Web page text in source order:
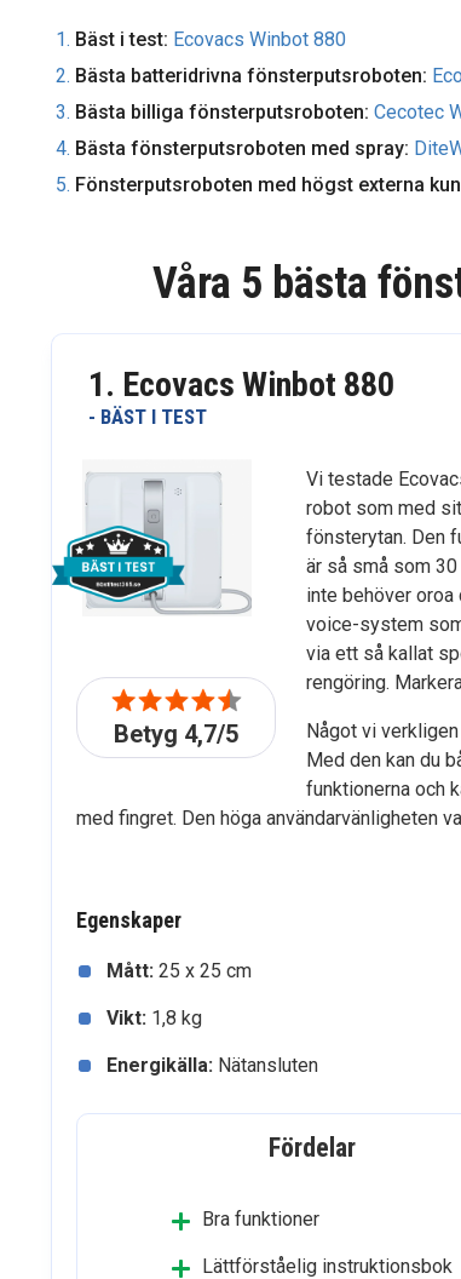
Bäst i test: Ecovacs Winbot 880
Bästa batteridrivna fönsterputsroboten:
Bästa billiga fönsterputsroboten: Cecotec
Bästa fönsterputsroboten med spray:
Fönsterputsroboten med högst externa
Våra 5 bästa
1. Ecovacs Winbot 880
- BÄST I TEST
Betyg 4,7/5
Vi testade
robot som med
fönsterytan. Den
är så små som
inte behöver
voice-system
via ett så kallat
rengöring.
Något vi
Med den kan du
funktionerna och
med fingret. Den höga användarvänligheten
Egenskaper
Mått: 25 x 25 cm
Vikt: 1,8 kg
Energikälla: Nätansluten
Fördelar
Bra funktioner
Lättförståelig instruktionsbok